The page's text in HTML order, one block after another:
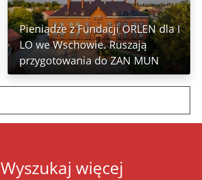
Pieniądze z Fundacji ORLEN dla I
LO we Wschowie. Ruszają
przygotowania do ZAN MUN
Wyszukaj więcej